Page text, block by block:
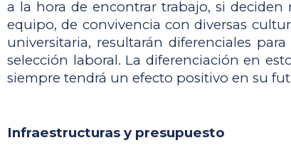
a la hora de encontrar trabajo, si deciden
equipo, de convivencia con diversas
universitaria, resultarán diferenciales
selección laboral. La diferenciación en
siempre tendrá un efecto positivo en su
Infraestructuras y presupuesto